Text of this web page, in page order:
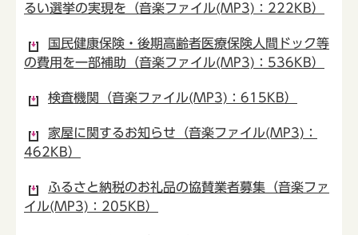
るい選挙の実現を（音楽ファイル(MP3)：222KB）
国民健康保険・後期高齢者医療保険人間ドック等
の費用を一部補助（音楽ファイル(MP3)：536KB）
検査機関（音楽ファイル(MP3)：615KB）
家屋に関するお知らせ（音楽ファイル(MP3)：
462KB）
ふるさと納税のお礼品の協賛業者募集（音楽ファ
イル(MP3)：205KB）